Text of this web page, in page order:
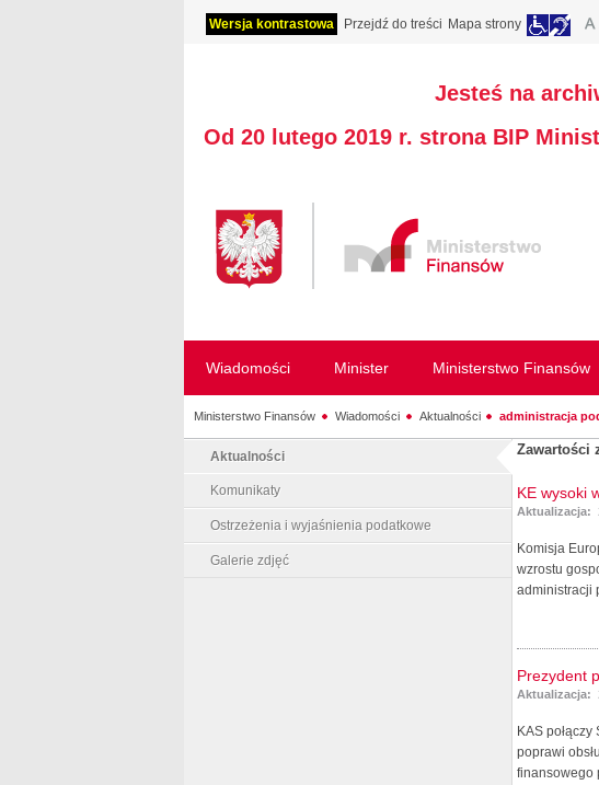
Wersja kontrastowa Przejdź do treści Mapa strony
Jesteś na
Od 20 lutego 2019 r. strona BIP
Wiadomości Minister Ministerstwo Finansów
Ministerstwo Finansów Wiadomości Aktualności administracja
Aktualności
Komunikaty
Ostrzeżenia i wyjaśnienia podatkowe
Galerie zdjęć
Zawartości
KE wysoki
Aktualizacja:
Komisja
wzrostu
administracji
Prezydent
Aktualizacja:
KAS
poprawi
finansowego